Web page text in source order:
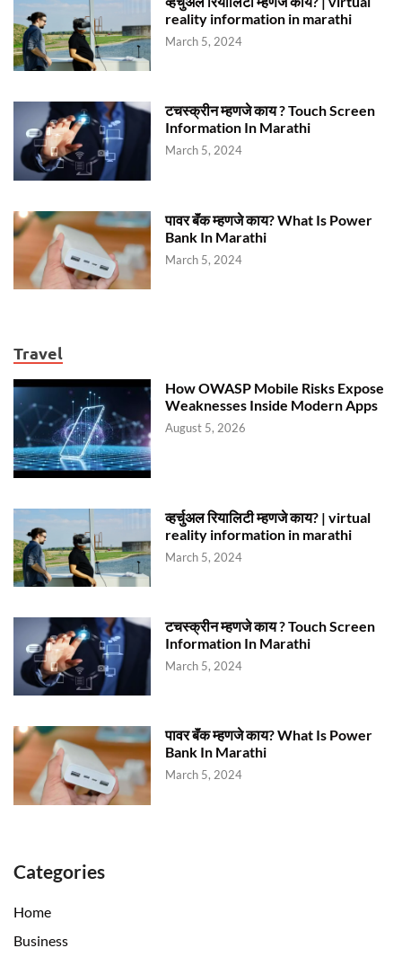
reality information in marathi
March 5, 2024
टचस्क्रीन म्हणजे काय ? Touch Screen
Information In Marathi
March 5, 2024
पावर बॅंक म्हणजे काय? What Is Power
Bank In Marathi
March 5, 2024
Travel
How OWASP Mobile Risks Expose
Weaknesses Inside Modern Apps
August 5, 2026
व्हर्चुअल रियालिटी म्हणजे काय? | virtual
reality information in marathi
March 5, 2024
टचस्क्रीन म्हणजे काय ? Touch Screen
Information In Marathi
March 5, 2024
पावर बॅंक म्हणजे काय? What Is Power
Bank In Marathi
March 5, 2024
Categories
Home
Business